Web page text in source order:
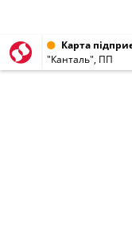
Карта
"Канталь", ПП